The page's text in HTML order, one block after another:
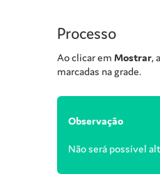
Processo
Ao clicar em Mostrar,
marcadas na grade.
Observação
Não será possível